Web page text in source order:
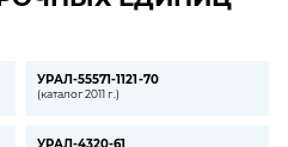
УРАЛ-55571-1121-70
(каталог 2011 г.)